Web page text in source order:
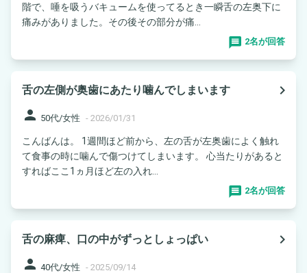
階で、唾を吸うバキュームを使ってるとき一瞬舌の左奥下に
痛みがありました。その後その部分が痛...
2名が回答
舌の左側が奥歯にあたり噛んでしまいます
navigate_next
person 50代/女性 - 2026/01/31
こんばんは。 1週間ほど前から、左の舌が左奥歯によく触れ
て食事の時に噛んで傷つけてしまいます。 心当たりがあると
すればここ1ヵ月ほど左の入れ...
2名が回答
舌の麻痺、口の中がずっとしょっぱい
navigate_next
person 40代/女性 - 2025/09/14